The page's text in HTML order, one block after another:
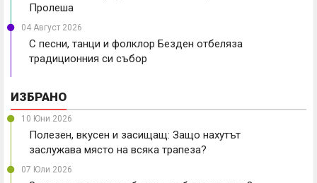
Пролеша
04 Август 2026
С песни, танци и фолклор Безден отбеляза
традиционния си събор
ИЗБРАНО
10 Юни 2026
Полезен, вкусен и засищащ: Защо нахутът
заслужава място на всяка трапеза?
07 Юли 2026